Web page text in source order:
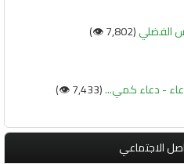
الفضلي(7,802 👁️)
- دعاء كمي...(7,433 👁️)
الاجتماعي